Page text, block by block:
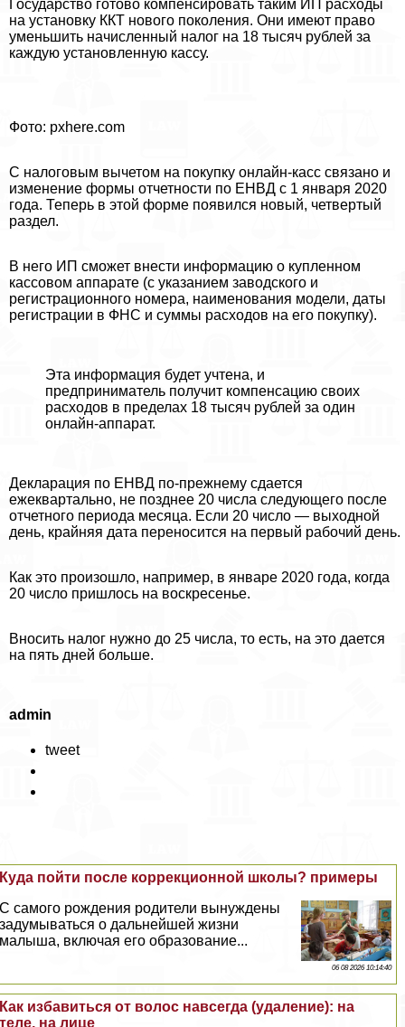
Государство готово компенсировать таким ИП расходы
на установку ККТ нового поколения. Они имеют право
уменьшить начисленный налог на 18 тысяч рублей за
каждую установленную кассу.
Фото: pxhere.com
С налоговым вычетом на покупку онлайн-касс связано и
изменение формы отчетности по ЕНВД с 1 января 2020
года. Теперь в этой форме появился новый, четвертый
раздел.
В него ИП сможет внести информацию о купленном
кассовом аппарате (с указанием заводского и
регистрационного номера, наименования модели, даты
регистрации в ФНС и суммы расходов на его покупку).
Эта информация будет учтена, и
предприниматель получит компенсацию своих
расходов в пределах 18 тысяч рублей за один
онлайн-аппарат.
Декларация по ЕНВД по-прежнему сдается
ежеквартально, не позднее 20 числа следующего после
отчетного периода месяца. Если 20 число — выходной
день, крайняя дата переносится на первый рабочий день.
Как это произошло, например, в январе 2020 года, когда
20 число пришлось на воскресенье.
Вносить налог нужно до 25 числа, то есть, на это дается
на пять дней больше.
admin
tweet
Куда пойти после коррекционной школы? примеры
С самого рождения родители вынуждены
задумываться о дальнейшей жизни
малыша, включая его образование...
06 08 2026 10:14:40
Как избавиться от волос навсегда (удаление): на
теле, на лице